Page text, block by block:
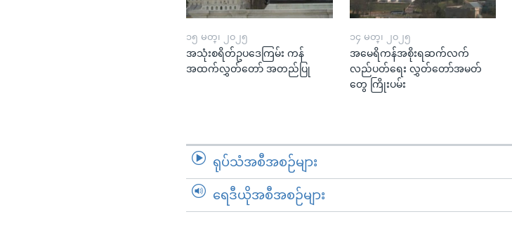
၁၅ မတ္၊ ၂၀၂၅
အသုံးစရိတ်ဥပဒေကြမ်း ကန်
အထက်လွှတ်တော် အတည်ပြု
၁၄ မတ္၊ ၂၀၂၅
အမေရိကန်အစိုးရဆက်လက်
လည်ပတ်ရေး လွှတ်တော်အမတ်
တွေ ကြိုးပမ်း
ရုပ်သံအစီအစဉ်များ
ရေဒီယိုအစီအစဉ်များ